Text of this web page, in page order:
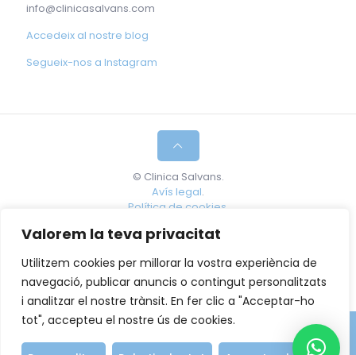
Valorem la teva privacitat
Utilitzem cookies per millorar la vostra experiència de
navegació, publicar anuncis o contingut personalitzats
i analitzar el nostre trànsit. En fer clic a "Acceptar-ho
tot", accepteu el nostre ús de cookies.
info@clinicasalvans.com
Accedeix al nostre blog
Segueix-nos a Instagram
© Clinica Salvans.
Avís legal.
Política de cookies.
Maria Mercè Salvans Bartrons, Especialista en
de col·legiada: 38395.
Demana hora